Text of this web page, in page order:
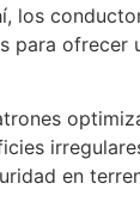
los
para
en